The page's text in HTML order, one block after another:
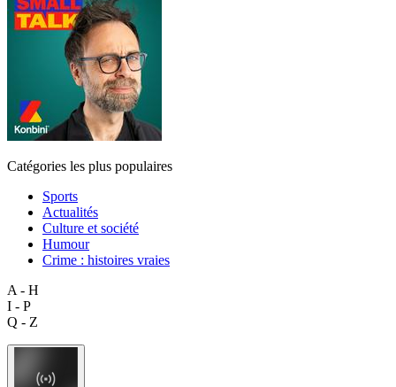
Catégories les plus populaires
Sports
Actualités
Culture et société
Humour
Crime : histoires vraies
A - H
I - P
Q - Z